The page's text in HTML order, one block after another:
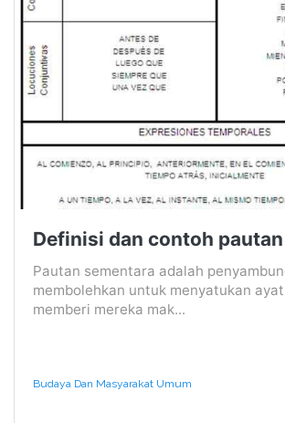
Definisi dan contoh
Pautan sementara adalah
membolehkan untuk menyatukan
memberi mereka mak...
Budaya Dan Masyarakat Umum